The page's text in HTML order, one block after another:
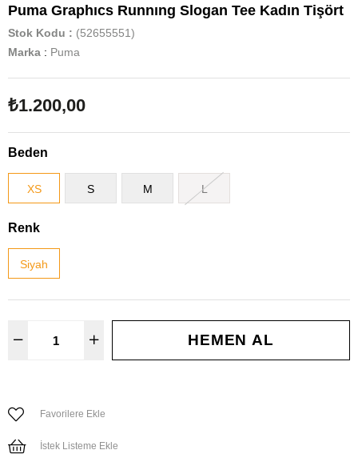
Puma Graphıcs Runnıng Slogan Tee Kadın Tişört
Stok Kodu
(52655551)
Marka : Puma
₺1.200,00
Beden
XS S M L
Renk
Siyah
Favorilere Ekle
İstek Listeme Ekle